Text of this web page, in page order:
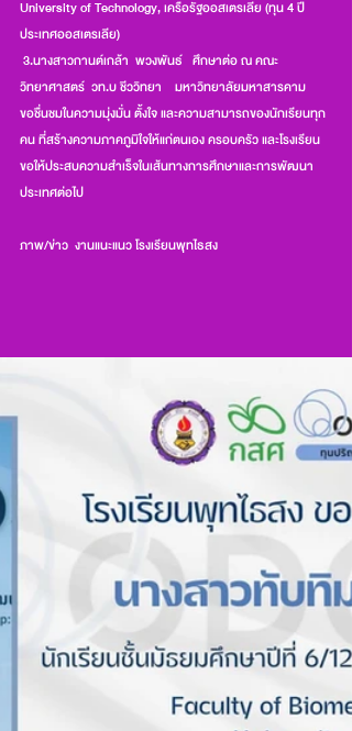
University of Technology, เครือรัฐออสเตรเลีย (ทุน 4 ปี
ประเทศออสเตรเลีย)
วิทยาศาสตร์  วท.บ ชีววิทยา    มหาวิทยาลัยมหาสารคาม
ขอชื่นชมในความมุ่งมั่น ตั้งใจ และความสามารถของนักเรียนทุก
คน ที่สร้างความภาคภูมิใจให้แก่ตนเอง ครอบครัว และโรงเรียน
ขอให้ประสบความสำเร็จในเส้นทางการศึกษาและการพัฒนา
ประเทศต่อไป
ภาพ/ข่าว  งานแนะแนว โรงเรียนพุทไธสง